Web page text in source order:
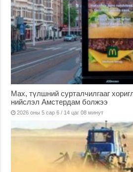
Мах, түлшний сурталчилгааг
нийслэл Амстердам болжээ
2026 оны 5 сар 6 / 14 цаг 08 минут